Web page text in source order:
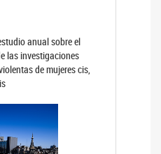
anual sobre el
las investigaciones
de mujeres cis,